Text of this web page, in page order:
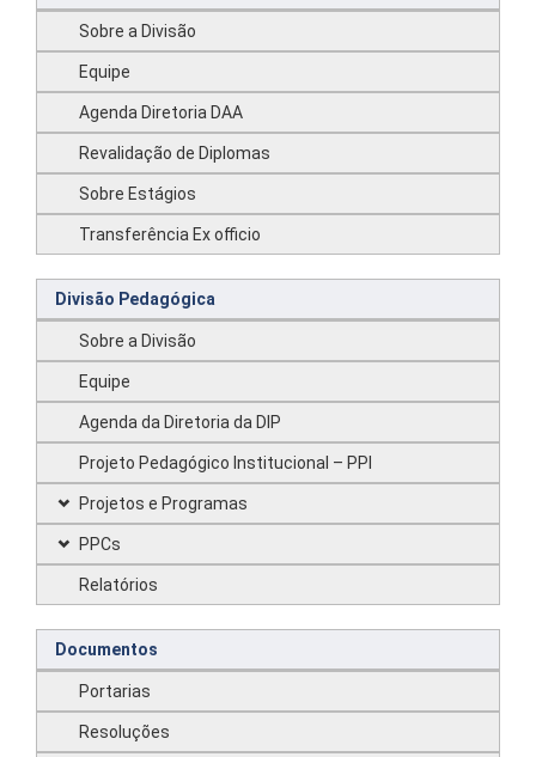
Sobre a Divisão
Equipe
Agenda Diretoria DAA
Revalidação de Diplomas
Sobre Estágios
Transferência Ex officio
Divisão Pedagógica
Sobre a Divisão
Equipe
Agenda da Diretoria da DIP
Projeto Pedagógico Institucional – PPI
Projetos e Programas
PPCs
Relatórios
Documentos
Portarias
Resoluções